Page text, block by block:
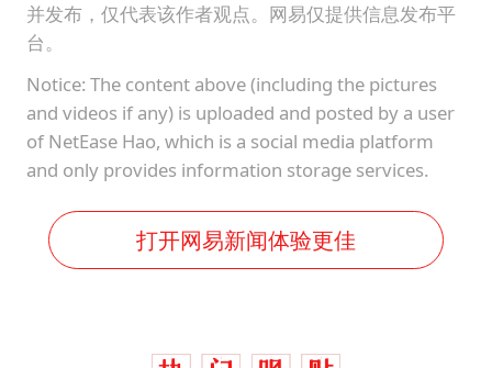
并发布，仅代表该作者观点。网易仅提供信息发布平
台。
Notice: The content above (including the pictures
and videos if any) is uploaded and posted by a user
of NetEase Hao, which is a social media platform
and only provides information storage services.
打开网易新闻体验更佳